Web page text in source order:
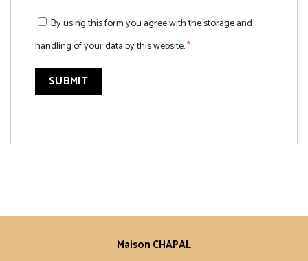
By using this form you agree with the storage and
handling of your data by this website.*
Maison CHAPAL